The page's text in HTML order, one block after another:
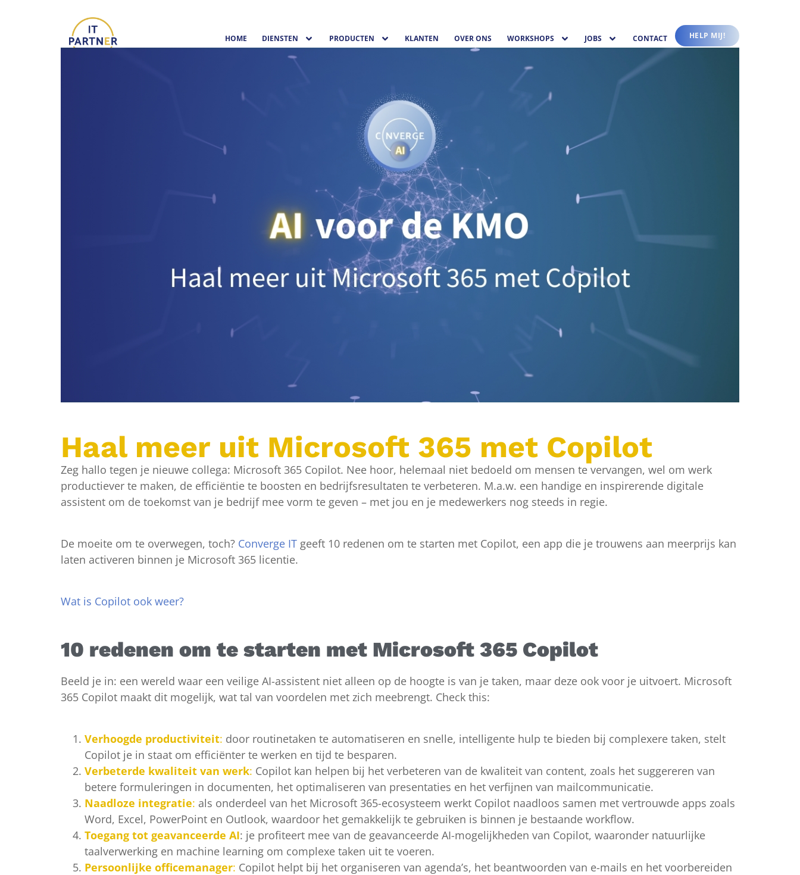
HELP MIJ!
HOME DIENSTEN PRODUCTEN KLANTEN OVER ONS WORKSHOPS JOBS CONTACT
Haal meer uit Microsoft 365 met Copilot
Zeg hallo tegen je nieuwe collega: Microsoft 365 Copilot. Nee hoor, helemaal niet bedoeld om mensen te vervangen, wel om werk
productiever te maken, de efficiëntie te boosten en bedrijfsresultaten te verbeteren. M.a.w. een handige en inspirerende digitale
assistent om de toekomst van je bedrijf mee vorm te geven – met jou en je medewerkers nog steeds in regie.
De moeite om te overwegen, toch? Converge IT geeft 10 redenen om te starten met Copilot, een app die je trouwens aan meerprijs kan
laten activeren binnen je Microsoft 365 licentie.
Wat is Copilot ook weer?
10 redenen om te starten met Microsoft 365 Copilot
Beeld je in: een wereld waar een veilige AI-assistent niet alleen op de hoogte is van je taken, maar deze ook voor je uitvoert. Microsoft
365 Copilot maakt dit mogelijk, wat tal van voordelen met zich meebrengt. Check this:
Verhoogde productiviteit: door routinetaken te automatiseren en snelle, intelligente hulp te bieden bij complexere taken, stelt
Copilot je in staat om efficiënter te werken en tijd te besparen.
Verbeterde kwaliteit van werk: Copilot kan helpen bij het verbeteren van de kwaliteit van content, zoals het suggereren van
betere formuleringen in documenten, het optimaliseren van presentaties en het verfijnen van mailcommunicatie.
Naadloze integratie: als onderdeel van het Microsoft 365-ecosysteem werkt Copilot naadloos samen met vertrouwde apps zoals
Word, Excel, PowerPoint en Outlook, waardoor het gemakkelijk te gebruiken is binnen je bestaande workflow.
Toegang tot geavanceerde AI: je profiteert mee van de geavanceerde AI-mogelijkheden van Copilot, waaronder natuurlijke
taalverwerking en machine learning om complexe taken uit te voeren.
Persoonlijke officemanager: Copilot helpt bij het organiseren van agenda’s, het beantwoorden van e-mails en het voorbereiden